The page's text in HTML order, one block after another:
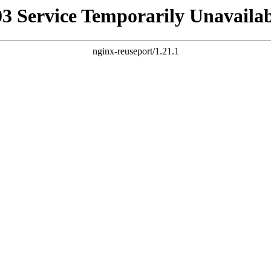
Service Temporarily
nginx-reuseport/1.21.1